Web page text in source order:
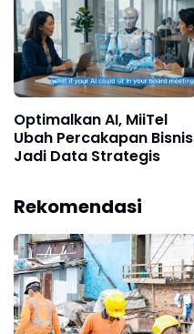
Optimalkan AI, MiiTel
Ubah Percakapan Bisnis
Jadi Data Strategis
Rekomendasi